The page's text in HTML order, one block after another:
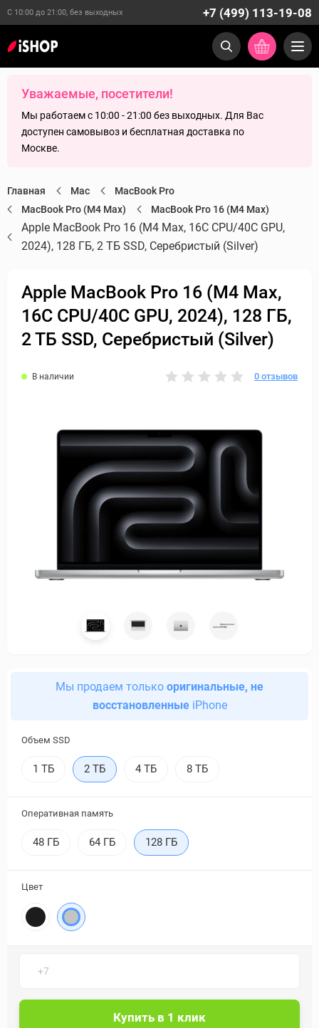
С 10:00 до 21:00, без выходных +7 (499) 113-19-08
Уважаемые, посетители!
Мы работаем с 10:00 - 21:00 без выходных. Для Вас
доступен самовывоз и бесплатная доставка по
Москве.
Главная Mac
MacBook Pro
MacBook Pro (M4 Max)
MacBook Pro 16 (M4 Max)
Apple MacBook Pro 16 (M4 Max, 16C CPU/40C GPU,
2024), 128 ГБ, 2 ТБ SSD, Серебристый (Silver)
Apple MacBook Pro 16 (M4 Max,
16C CPU/40C GPU, 2024), 128 ГБ,
2 ТБ SSD, Серебристый (Silver)
В наличии 0 отзывов
Мы продаем только оригинальные, не
восстановленныеiPhone
Объем SSD
1 ТБ 2 ТБ 4 ТБ 8 ТБ
Оперативная память
48 ГБ 64 ГБ 128 ГБ
Цвет